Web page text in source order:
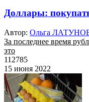
Доллары:
Автор: Ольга
За последнее время
это
112785
15 июня 2022